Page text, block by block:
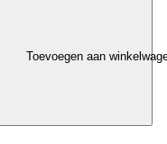
Toevoegen aan